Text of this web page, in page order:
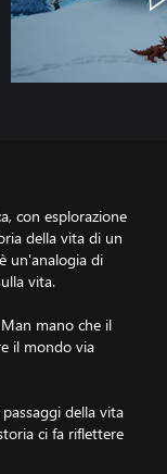
con esplorazione
della vita di un
un'analogia di
vita.
mano che il
il mondo via
della vita
ci fa riflettere